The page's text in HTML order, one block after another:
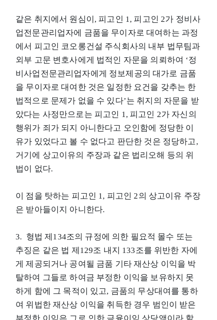
같은 취지에서 원심이, 피고인 1, 피고인 2가 정비사
업전문관리업자에 금품을 무이자로 대여하는 과정
에서 피고인 코오롱건설 주식회사의 내부 법무팀과
외부 고문 변호사에게 법적인 자문을 의뢰하여 ‘정
비사업전문관리업자에게 정보제공의 대가로 금품
을 무이자로 대여한 것은 일정한 요건을 갖추는 한
법적으로 문제가 없을 수 있다’는 취지의 자문을 받
았다는 사정만으로는 피고인 1, 피고인 2가 자신의
행위가 죄가 되지 아니한다고 오인함에 정당한 이
유가 있었다고 볼 수 없다고 판단한 것은 정당하고,
거기에 상고이유의 주장과 같은 법리오해 등의 위
법이 없다.
이 점을 탓하는 피고인 1, 피고인 2의 상고이유 주장
은 받아들이지 아니한다.
3. 형법 제134조의 규정에 의한 필요적 몰수 또는
추징은 같은 법 제129조 내지 133조를 위반한 자에
게 제공되거나 공여될 금품 기타 재산상 이익을 박
탈하여 그들로 하여금 부정한 이익을 보유하지 못
하게 함에 그 목적이 있고, 금품의 무상대여를 통하
여 위법한 재산상 이익을 취득한 경우 범인이 받은
부정한 이익은 그로 인한 금융이익 상당액이라 할